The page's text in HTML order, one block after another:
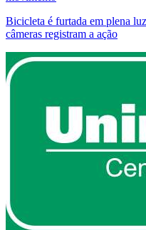
Bicicleta é furtada em plena
câmeras registram a ação